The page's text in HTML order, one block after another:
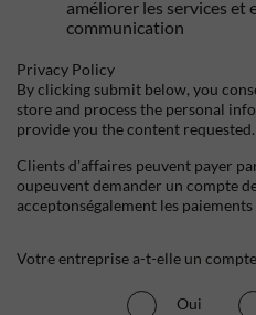
améliorer les services
communication
Privacy Policy
By clicking submit below, you
store and process the personal
provide you the content requested.
Clients d'affaires peuvent payer
oupeuvent demander un compte
acceptonségalement les
Votre entreprise a-t-elle un
Oui